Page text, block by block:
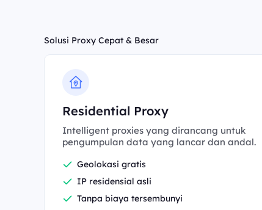
Solusi Proxy Cepat & Besar
Residential Proxy
Intelligent proxies yang dirancang untuk
pengumpulan data yang lancar dan andal.
Geolokasi gratis
IP residensial asli
Tanpa biaya tersembunyi